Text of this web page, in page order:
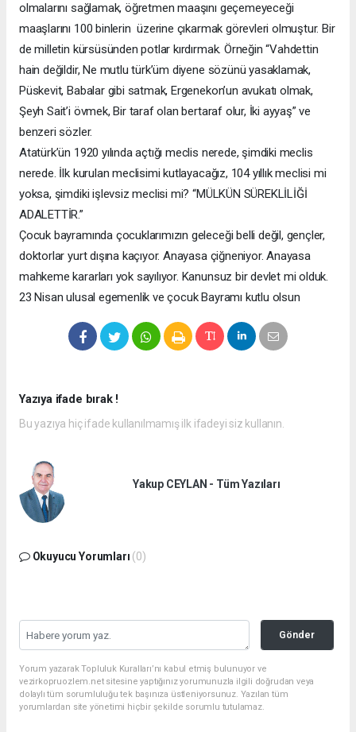
olmalarını sağlamak, öğretmen maaşını geçemeyeceği
maaşlarını 100 binlerin üzerine çıkarmak görevleri olmuştur. Bir
de milletin kürsüsünden potlar kırdırmak. Örneğin “Vahdettin
hain değildir, Ne mutlu türk’üm diyene sözünü yasaklamak,
Püskevit, Babalar gibi satmak, Ergenekon’un avukatı olmak,
Şeyh Sait’i övmek, Bir taraf olan bertaraf olur, İki ayyaş” ve
benzeri sözler.
Atatürk’ün 1920 yılında açtığı meclis nerede, şimdiki meclis
nerede. İlk kurulan meclisimi kutlayacağız, 104 yıllık meclisi mi
yoksa, şimdiki işlevsiz meclisi mi? “MÜLKÜN SÜREKLİLİĞİ
ADALETTİR.”
Çocuk bayramında çocuklarımızın geleceği belli değil, gençler,
doktorlar yurt dışına kaçıyor. Anayasa çiğneniyor. Anayasa
mahkeme kararları yok sayılıyor. Kanunsuz bir devlet mi olduk.
23 Nisan ulusal egemenlik ve çocuk Bayramı kutlu olsun
Yazıya ifade bırak !
Bu yazıya hiç ifade kullanılmamış ilk ifadeyi siz kullanın.
Yakup CEYLAN - Tüm Yazıları
Okuyucu Yorumları (0)
Gönder
Yorum yazarak Topluluk Kuralları’nı kabul etmiş bulunuyor ve
vezirkopruozlem.net sitesine yaptığınız yorumunuzla ilgili doğrudan veya
dolaylı tüm sorumluluğu tek başınıza üstleniyorsunuz. Yazılan tüm
yorumlardan site yönetimi hiçbir şekilde sorumlu tutulamaz.